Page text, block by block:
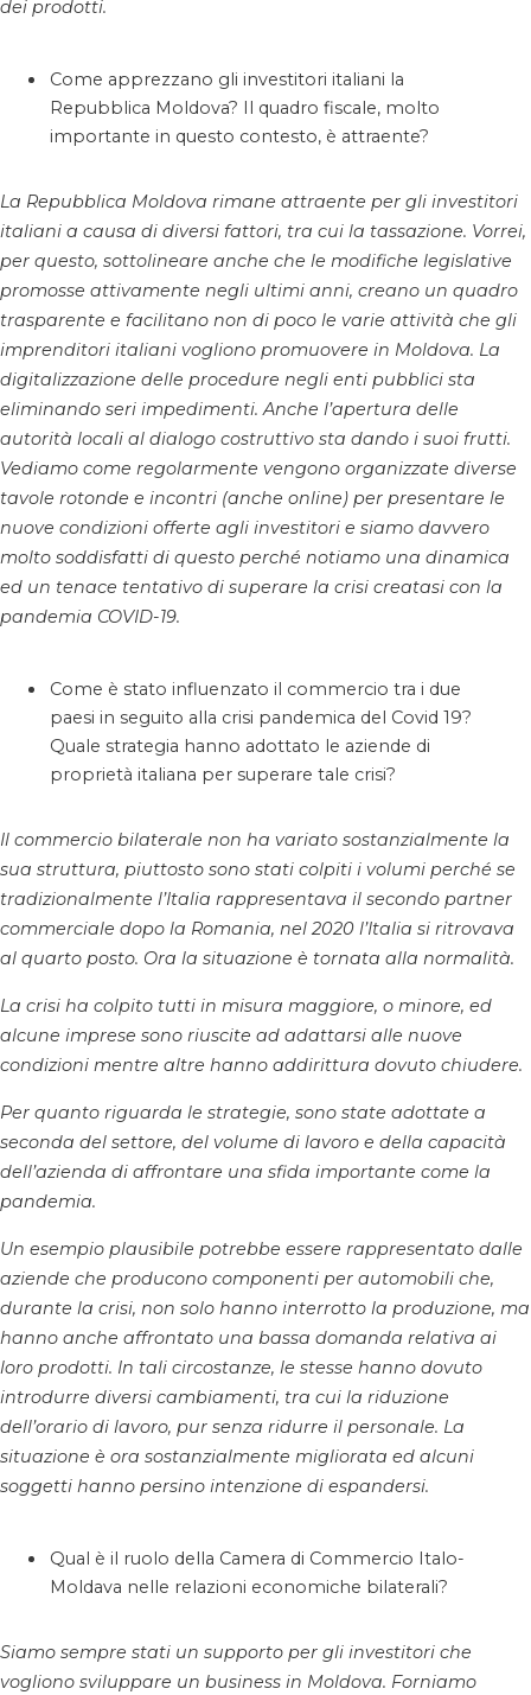
dei prodotti.
Come apprezzano gli investitori italiani la
Repubblica Moldova? Il quadro fiscale, molto
importante in questo contesto, è attraente?
La Repubblica Moldova rimane attraente per gli investitori
italiani a causa di diversi fattori, tra cui la tassazione. Vorrei,
per questo, sottolineare anche che le modifiche legislative
promosse attivamente negli ultimi anni, creano un quadro
trasparente e facilitano non di poco le varie attività che gli
imprenditori italiani vogliono promuovere in Moldova. La
digitalizzazione delle procedure negli enti pubblici sta
eliminando seri impedimenti. Anche l’apertura delle
autorità locali al dialogo costruttivo sta dando i suoi frutti.
Vediamo come regolarmente vengono organizzate diverse
tavole rotonde e incontri (anche online) per presentare le
nuove condizioni offerte agli investitori e siamo davvero
molto soddisfatti di questo perché notiamo una dinamica
ed un tenace tentativo di superare la crisi creatasi con la
pandemia COVID-19.
Come è stato influenzato il commercio tra i due
paesi in seguito alla crisi pandemica del Covid 19?
Quale strategia hanno adottato le aziende di
proprietà italiana per superare tale crisi?
Il commercio bilaterale non ha variato sostanzialmente la
sua struttura, piuttosto sono stati colpiti i volumi perché se
tradizionalmente l’Italia rappresentava il secondo partner
commerciale dopo la Romania, nel 2020 l’Italia si ritrovava
al quarto posto. Ora la situazione è tornata alla normalità.
La crisi ha colpito tutti in misura maggiore, o minore, ed
alcune imprese sono riuscite ad adattarsi alle nuove
condizioni mentre altre hanno addirittura dovuto chiudere.
Per quanto riguarda le strategie, sono state adottate a
seconda del settore, del volume di lavoro e della capacità
dell’azienda di affrontare una sfida importante come la
pandemia.
Un esempio plausibile potrebbe essere rappresentato dalle
aziende che producono componenti per automobili che,
durante la crisi, non solo hanno interrotto la produzione, ma
hanno anche affrontato una bassa domanda relativa ai
loro prodotti. In tali circostanze, le stesse hanno dovuto
introdurre diversi cambiamenti, tra cui la riduzione
dell’orario di lavoro, pur senza ridurre il personale. La
situazione è ora sostanzialmente migliorata ed alcuni
soggetti hanno persino intenzione di espandersi.
Qual è il ruolo della Camera di Commercio Italo-
Moldava nelle relazioni economiche bilaterali?
Siamo sempre stati un supporto per gli investitori che
vogliono sviluppare un business in Moldova. Forniamo